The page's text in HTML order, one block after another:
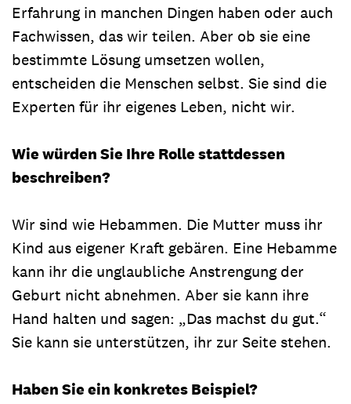
Erfahrung in manchen Dingen haben oder auch
Fachwissen, das wir teilen. Aber ob sie eine
bestimmte Lösung umsetzen wollen,
entscheiden die Menschen selbst. Sie sind die
Experten für ihr eigenes Leben, nicht wir.
Wie würden Sie Ihre Rolle stattdessen
beschreiben?
Wir sind wie Hebammen. Die Mutter muss ihr
Kind aus eigener Kraft gebären. Eine Hebamme
kann ihr die unglaub­liche Anstrengung der
Geburt nicht abnehmen. Aber sie kann ihre
Hand halten und sagen: „Das machst du gut.“
Sie kann sie unterstützen, ihr zur Seite stehen.
Haben Sie ein konkretes Beispiel?